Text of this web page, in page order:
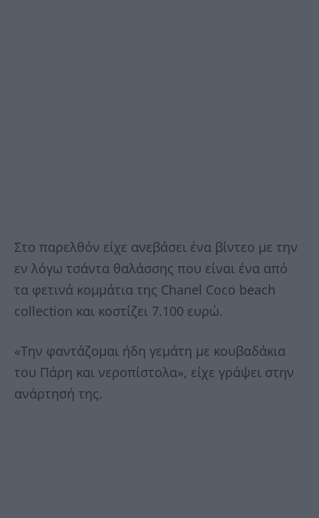
Στο παρελθόν είχε ανεβάσει ένα βίντεο με την
εν λόγω τσάντα θαλάσσης που είναι ένα από
τα φετινά κομμάτια της Chanel Coco beach
collection και κοστίζει 7.100 ευρώ.
«Την φαντάζομαι ήδη γεμάτη με κουβαδάκια
του Πάρη και νεροπίστολα», είχε γράψει στην
ανάρτησή της.